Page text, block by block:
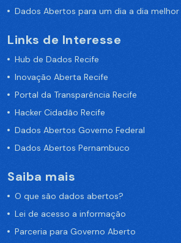
Dados Abertos para um dia a dia melhor
Links de Interesse
Hub de Dados Recife
Inovação Aberta Recife
Portal da Transparência Recife
Hacker Cidadão Recife
Dados Abertos Governo Federal
Dados Abertos Pernambuco
Saiba mais
O que são dados abertos?
Lei de acesso a informação
Parceria para Governo Aberto